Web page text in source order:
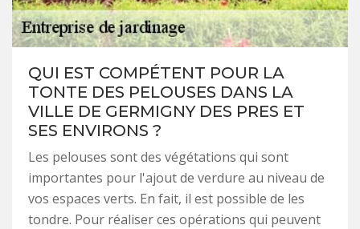
QUI EST COMPÉTENT POUR LA
TONTE DES PELOUSES DANS LA
VILLE DE GERMIGNY DES PRES ET
SES ENVIRONS ?
Les pelouses sont des végétations qui sont
importantes pour l'ajout de verdure au niveau de
vos espaces verts. En fait, il est possible de les
tondre. Pour réaliser ces opérations qui peuvent